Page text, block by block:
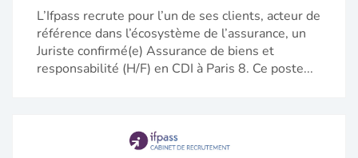
L’Ifpass recrute pour l’un de ses clients, acteur de
référence dans l’écosystème de l’assurance, un
Juriste confirmé(e) Assurance de biens et
responsabilité (H/F) en CDI à Paris 8. Ce poste...